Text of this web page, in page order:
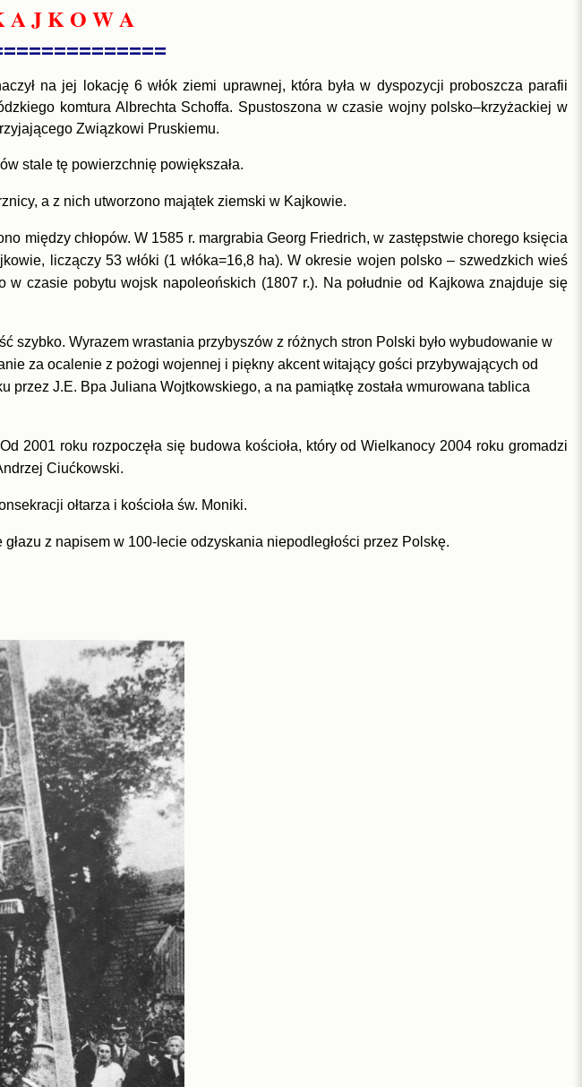
J K O W A
na jej lokację 6 włók ziemi uprawnej, która była w dyspozycji proboszcza parafii
komtura Albrechta Schoffa. Spustoszona w czasie wojny polsko–krzyżackiej w
Związkowi Pruskiemu.
stale tę powierzchnię powiększała.
a z nich utworzono majątek ziemski w Kajkowie.
między chłopów. W 1585 r. margrabia Georg Friedrich, w zastępstwie chorego księcia
liczączy 53 włóki (1 włóka=16,8 ha). W okresie wojen polsko – szwedzkich wieś
w czasie pobytu wojsk napoleońskich (1807 r.). Na południe od Kajkowa znajduje się
szybko. Wyrazem wrastania przybyszów z różnych stron Polski było wybudowanie w
za ocalenie z pożogi wojennej i piękny akcent witający gości przybywających od
J.E. Bpa Juliana Wojtkowskiego, a na pamiątkę została wmurowana tablica
2001 roku rozpoczęła się budowa kościoła, który od Wielkanocy 2004 roku gromadzi
Ciućkowski.
ołtarza i kościoła św. Moniki.
z napisem w 100-lecie odzyskania niepodległości przez Polskę.